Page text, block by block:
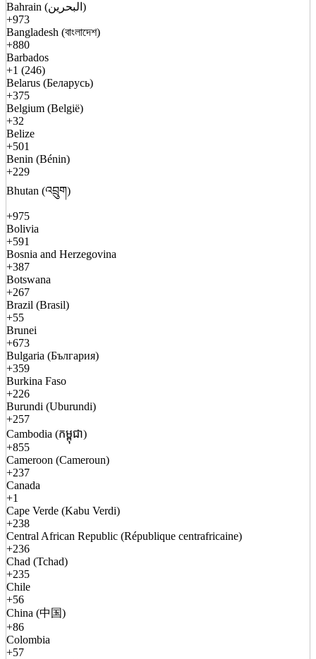
Bahrain (البحرين)
+973
Bangladesh (বাংলাদেশ)
+880
Barbados
+1 (246)
Belarus (Беларусь)
+375
Belgium (België)
+32
Belize
+501
Benin (Bénin)
+229
Bhutan (འབྲུག)
+975
Bolivia
+591
Bosnia and Herzegovina
+387
Botswana
+267
Brazil (Brasil)
+55
Brunei
+673
Bulgaria (България)
+359
Burkina Faso
+226
Burundi (Uburundi)
+257
Cambodia (កម្ពុជា)
+855
Cameroon (Cameroun)
+237
Canada
+1
Cape Verde (Kabu Verdi)
+238
Central African Republic (République centrafricaine)
+236
Chad (Tchad)
+235
Chile
+56
China (中国)
+86
Colombia
+57